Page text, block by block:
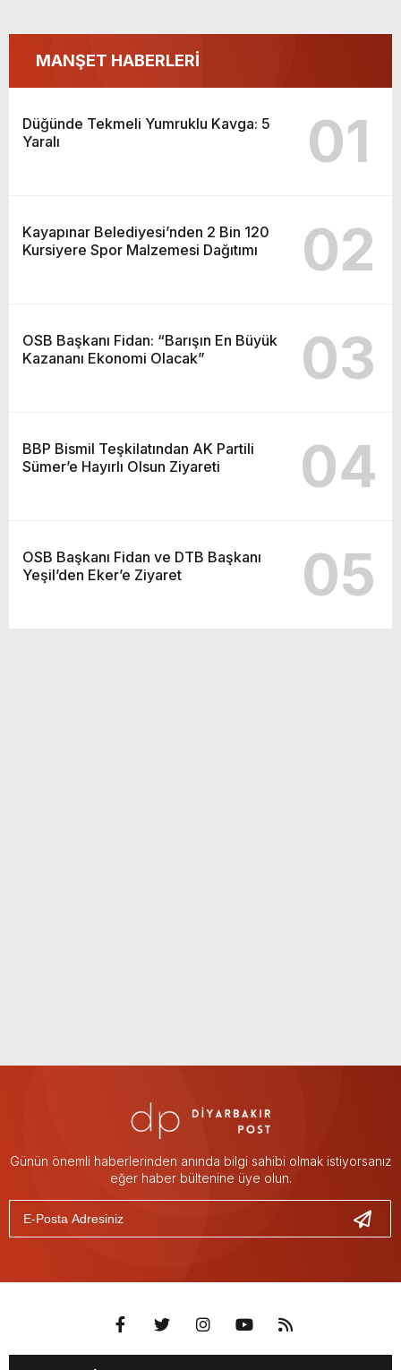
MANŞET HABERLERİ
Düğünde Tekmeli Yumruklu Kavga: 5
Yaralı
01
Kayapınar Belediyesi’nden 2 Bin 120
Kursiyere Spor Malzemesi Dağıtımı
02
OSB Başkanı Fidan: “Barışın En Büyük
Kazananı Ekonomi Olacak”
03
BBP Bismil Teşkilatından AK Partili
Sümer’e Hayırlı Olsun Ziyareti
04
OSB Başkanı Fidan ve DTB Başkanı
Yeşil’den Eker’e Ziyaret
05
Günün önemli haberlerinden anında bilgi sahibi olmak istiyorsanız
eğer haber bültenine üye olun.